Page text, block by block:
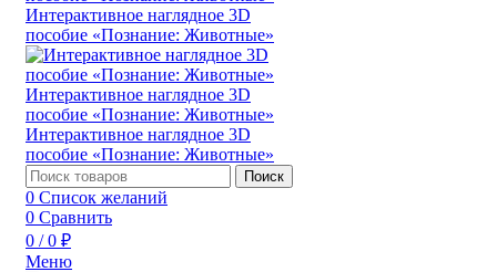
Поиск
0 Список желаний
0 Сравнить
0 / 0 ₽
Меню